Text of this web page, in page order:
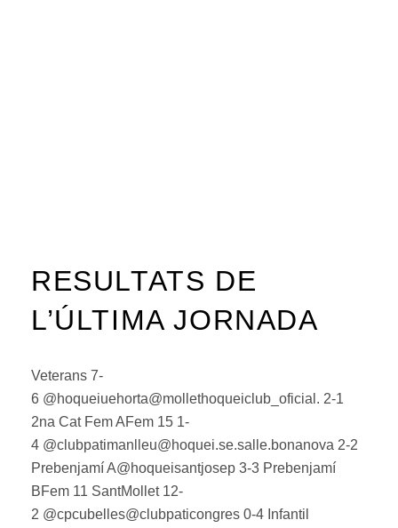
RESULTATS DE
L’ÚLTIMA JORNADA
Veterans 7-
6 @hoqueiuehorta@mollethoqueiclub_oficial. 2-1
2na Cat Fem AFem 15 1-
4 @clubpatimanlleu@hoquei.se.salle.bonanova 2-2
Prebenjamí A@hoqueisantjosep 3-3 Prebenjamí
BFem 11 SantMollet 12-
2 @cpcubelles@clubpaticongres 0-4 Infantil